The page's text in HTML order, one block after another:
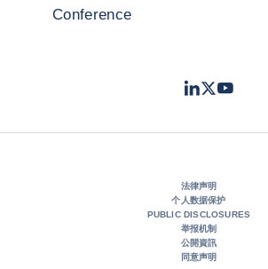
Conference
LinkedIn
TwitterYoutube
法律声明
个人数据保护
PUBLIC DISCLOSURES
举报机制
公開資訊
同意声明